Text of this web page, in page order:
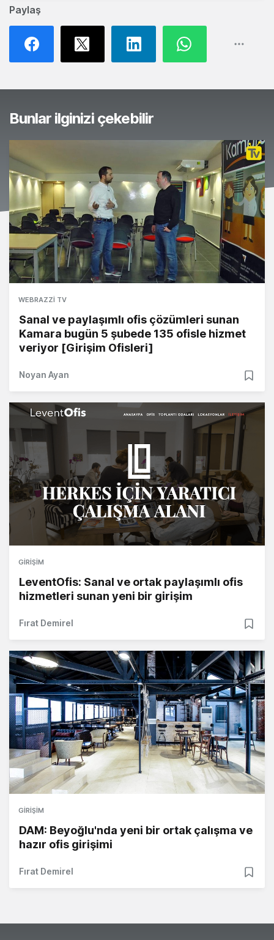
Paylaş
Bunlar ilginizi çekebilir
WEBRAZZI TV
Sanal ve paylaşımlı ofis çözümleri sunan
Kamara bugün 5 şubede 135 ofisle hizmet
veriyor [Girişim Ofisleri]
Noyan Ayan
GIRIŞIM
LeventOfis: Sanal ve ortak paylaşımlı ofis
hizmetleri sunan yeni bir girişim
Fırat Demirel
GIRIŞIM
DAM: Beyoğlu'nda yeni bir ortak çalışma ve
hazır ofis girişimi
Fırat Demirel